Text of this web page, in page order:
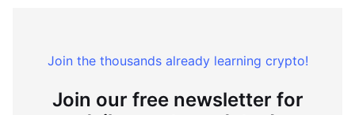
Join the thousands already learning crypto!
Join our free newsletter for